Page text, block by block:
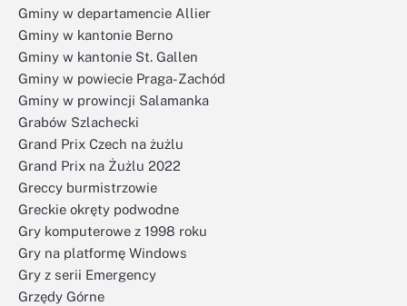
Gminy w departamencie Allier
Gminy w kantonie Berno
Gminy w kantonie St. Gallen
Gminy w powiecie Praga-Zachód
Gminy w prowincji Salamanka
Grabów Szlachecki
Grand Prix Czech na żużlu
Grand Prix na Żużlu 2022
Greccy burmistrzowie
Greckie okręty podwodne
Gry komputerowe z 1998 roku
Gry na platformę Windows
Gry z serii Emergency
Grzędy Górne